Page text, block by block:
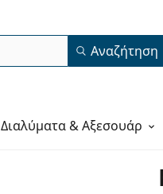
Αναζήτηση
Διαλύματα & Αξεσουάρ